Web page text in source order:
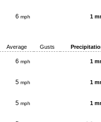
6 mph 1
Average Gusts
6 mph 1
5 mph 1
5 mph 1